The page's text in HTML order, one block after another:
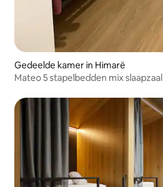
Gedeelde kamer in Himarë
Mateo 5 stapelbedden mix slaapzaal